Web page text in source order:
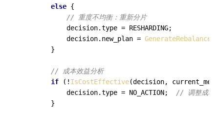
else {
// 重度不均衡：重新分片
            decision.type = RESHARDING;
            decision.new_plan =
        }
// 成本效益分析
if (! IsCostEffective(decision,
            decision.type = NO_ACTION;
// 调整成本
        }